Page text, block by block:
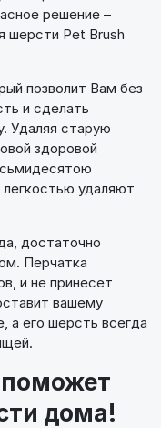
решение –
шерсти Pet Brush
позволит Вам без
и сделать
Удаляя старую
здоровой
удаляют
достаточно
Перчатка
и не принесет
вашему
а его шерсть всегда
дома!